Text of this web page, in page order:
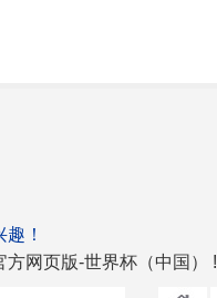
！
方网页版-世界杯（中国） !